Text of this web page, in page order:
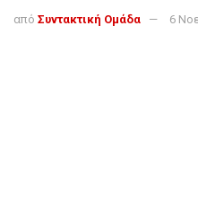
από Συντακτική Ομάδα 6